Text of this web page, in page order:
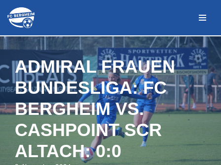
Zum
Inhalt
springen
ADMIRAL FRAUEN
BUNDESLIGA: FC
BERGHEIM VS.
CASHPOINT SCR
ALTACH: 0:0